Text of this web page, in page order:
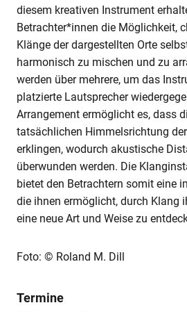
diesem kreativen Instrument
Betrachter*innen die Möglichkeit,
Klänge der dargestellten Orte
harmonisch zu mischen und zu
werden über mehrere, um das
platzierte Lautsprecher
Arrangement ermöglicht es, dass
tatsächlichen Himmelsrichtung
erklingen, wodurch akustische
überwunden werden. Die
bietet den Betrachtern somit eine
die ihnen ermöglicht, durch Klang
eine neue Art und Weise zu
Foto: © Roland M. Dill
Termine